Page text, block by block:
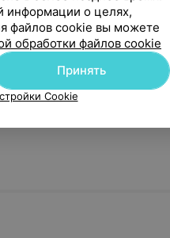
услуг дневного
информации о целях,
файлов cookie вы можете
обработки файлов cookie
Принять
Cookie